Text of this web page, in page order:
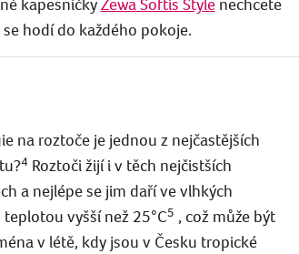
kapesníčkyZewa Softis Stylenechcete
hodí do každého pokoje.
na roztoče je jednou z nejčastějších
4 Roztoči žijí i v těch nejčistších
a nejlépe se jim daří ve vlhkých
vyšší než 25°C5 , což může být
v létě, kdy jsou v Česku tropické